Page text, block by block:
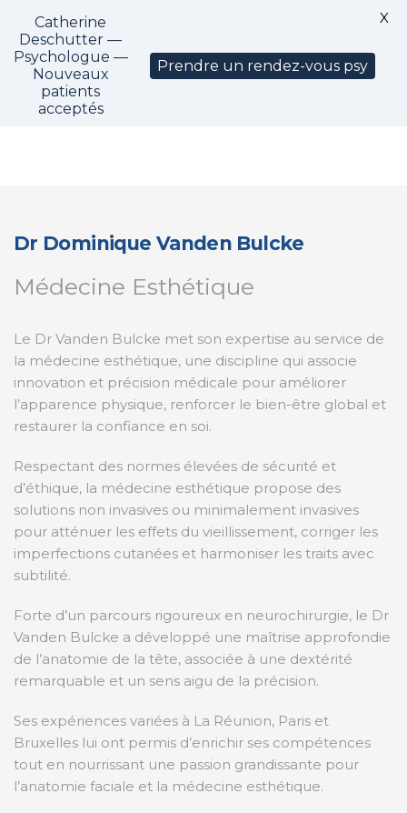
CM1325
Dr Dominique Vanden Bulcke
Médecine Esthétique
Le Dr Vanden Bulcke met son expertise au service de
la médecine esthétique, une discipline qui associe
innovation et précision médicale pour améliorer
l’apparence physique, renforcer le bien-être global et
restaurer la confiance en soi.
Respectant des normes élevées de sécurité et
d’éthique, la médecine esthétique propose des
solutions non invasives ou minimalement invasives
pour atténuer les effets du vieillissement, corriger les
imperfections cutanées et harmoniser les traits avec
subtilité.
Forte d’un parcours rigoureux en neurochirurgie, le Dr
Vanden Bulcke a développé une maîtrise approfondie
de l’anatomie de la tête, associée à une dextérité
remarquable et un sens aigu de la précision.
Ses expériences variées à La Réunion, Paris et
Bruxelles lui ont permis d’enrichir ses compétences
tout en nourrissant une passion grandissante pour
l’anatomie faciale et la médecine esthétique.
Catherine
Deschutter —
Psychologue —
Nouveaux
patients
acceptés
Prendre un rendez-vous psy
X